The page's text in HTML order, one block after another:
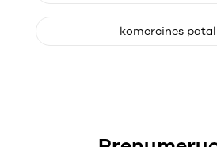
komercines